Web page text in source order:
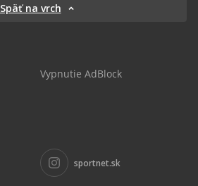
Späť na vrch
Vypnutie AdBlock
sportnet.sk